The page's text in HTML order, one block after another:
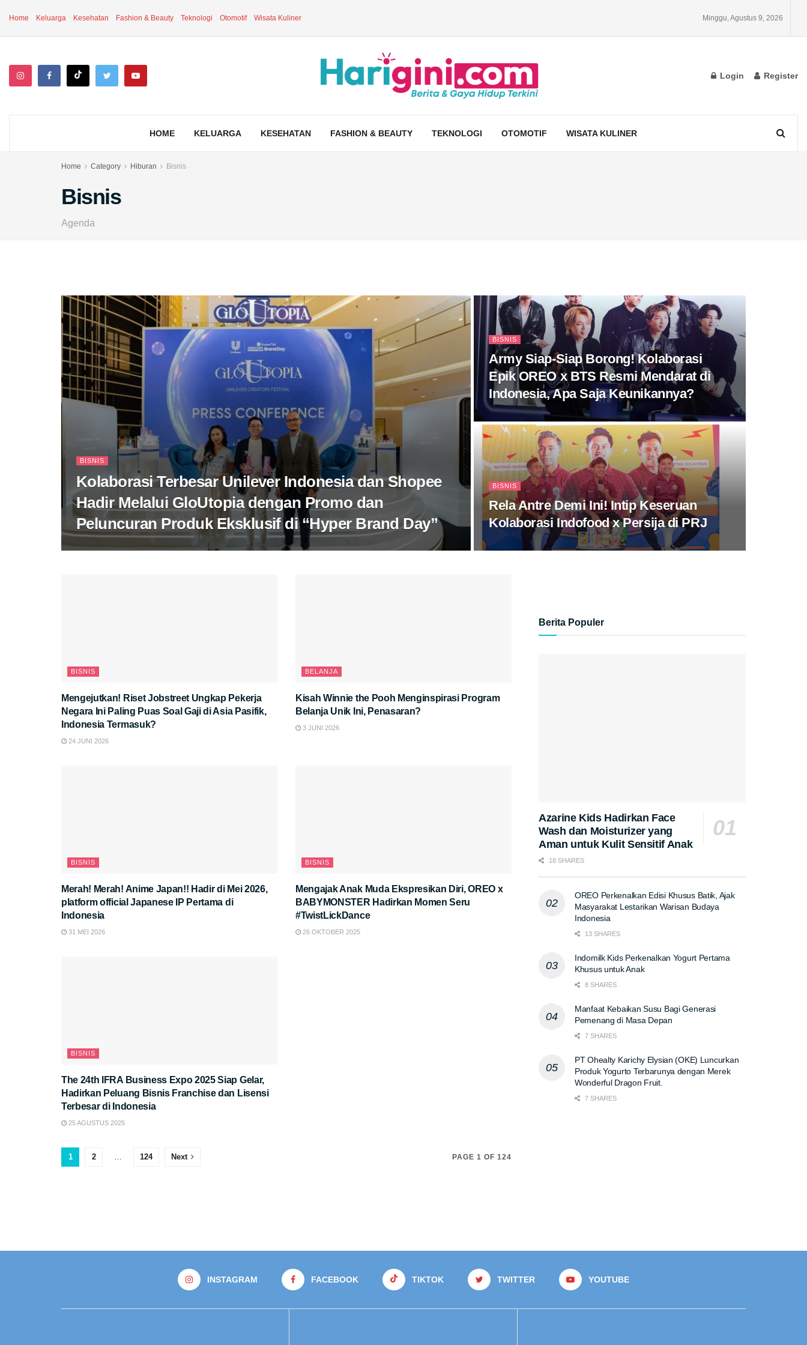
Home Keluarga Kesehatan Fashion & Beauty Teknologi Otomotif Wisata Kuliner Minggu, Agustus 9, 2026
Login Register
HOME KELUARGA KESEHATAN FASHION & BEAUTY TEKNOLOGI OTOMOTIF WISATA KULINER
Home Category Hiburan Bisnis
Bisnis
Agenda
BISNIS
Kolaborasi Terbesar Unilever Indonesia dan Shopee
Hadir Melalui GloUtopia dengan Promo dan
Peluncuran Produk Eksklusif di “Hyper Brand Day”
BISNIS
Army Siap-Siap Borong! Kolaborasi
Epik OREO x BTS Resmi Mendarat di
Indonesia, Apa Saja Keunikannya?
BISNIS
Rela Antre Demi Ini! Intip Keseruan
Kolaborasi Indofood x Persija di PRJ
BISNIS
Mengejutkan! Riset Jobstreet Ungkap Pekerja
Negara Ini Paling Puas Soal Gaji di Asia Pasifik,
Indonesia Termasuk?
24 JUNI 2026
BELANJA
Kisah Winnie the Pooh Menginspirasi Program
Belanja Unik Ini, Penasaran?
3 JUNI 2026
BISNIS
Merah! Merah! Anime Japan!! Hadir di Mei 2026,
platform official Japanese IP Pertama di
Indonesia
31 MEI 2026
BISNIS
Mengajak Anak Muda Ekspresikan Diri, OREO x
BABYMONSTER Hadirkan Momen Seru
#TwistLickDance
26 OKTOBER 2025
BISNIS
The 24th IFRA Business Expo 2025 Siap Gelar,
Hadirkan Peluang Bisnis Franchise dan Lisensi
Terbesar di Indonesia
25 AGUSTUS 2025
PAGE 1 OF 124
1 2 … 124 Next
Berita Populer
Azarine Kids Hadirkan Face
Wash dan Moisturizer yang
Aman untuk Kulit Sensitif Anak
18 SHARES
OREO Perkenalkan Edisi Khusus Batik, Ajak
Masyarakat Lestarikan Warisan Budaya
Indonesia
13 SHARES
Indomilk Kids Perkenalkan Yogurt Pertama
Khusus untuk Anak
8 SHARES
Manfaat Kebaikan Susu Bagi Generasi
Pemenang di Masa Depan
7 SHARES
PT Ohealty Karichy Elysian (OKE) Luncurkan
Produk Yogurto Terbarunya dengan Merek
Wonderful Dragon Fruit.
7 SHARES
INSTAGRAM FACEBOOK TIKTOK TWITTER YOUTUBE